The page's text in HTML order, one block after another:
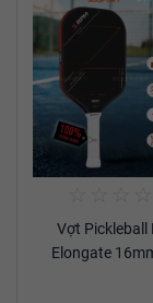
Vợt Pickleball
Elongate